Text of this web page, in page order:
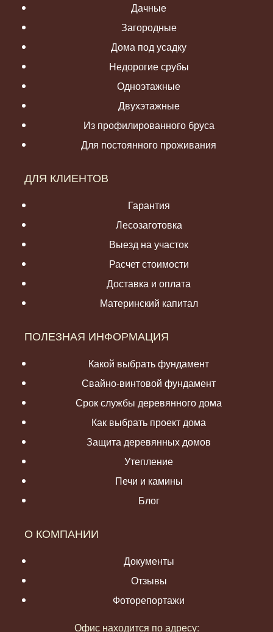
Дачные
Загородные
Дома под усадку
Недорогие срубы
Одноэтажные
Двухэтажные
Из профилированного бруса
Для постоянного проживания
ДЛЯ КЛИЕНТОВ
Гарантия
Лесозаготовка
Выезд на участок
Расчет стоимости
Доставка и оплата
Материнский капитал
ПОЛЕЗНАЯ ИНФОРМАЦИЯ
Какой выбрать фундамент
Свайно-винтовой фундамент
Срок службы деревянного дома
Как выбрать проект дома
Защита деревянных домов
Утепление
Печи и камины
Блог
О КОМПАНИИ
Документы
Отзывы
Фоторепортажи
Офис находится по адресу: